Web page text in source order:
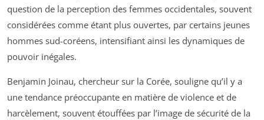
question de la perception des femmes occidentales, souvent
considérées comme étant plus ouvertes, par certains jeunes
hommes sud-coréens, intensifiant ainsi les dynamiques de
pouvoir inégales.
Benjamin Joinau, chercheur sur la Corée, souligne qu’il y a
une tendance préoccupante en matière de violence et de
harcèlement, souvent étouffées par l’image de sécurité de la